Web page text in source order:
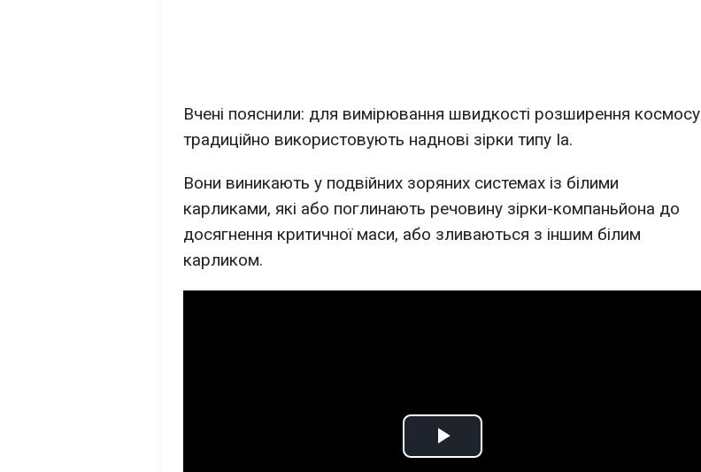
Вчені пояснили: для вимірювання швидкості розширення космосу
традиційно використовують наднові зірки типу Ia.
Вони виникають у подвійних зоряних системах із білими
карликами, які або поглинають речовину зірки-компаньйона до
досягнення критичної маси, або зливаються з іншим білим
карликом.
Play